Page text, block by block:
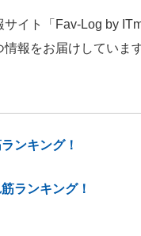
イト「Fav-Log by
報をお届けしています
ンキング！
ランキング！